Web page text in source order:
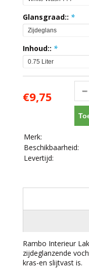
Glansgraad:: *
Inhoud:: *
€9,75
Merk:
Beschikbaarheid:
Levertijd:
Rambo Interieur
zijdeglanzende
kras-en slijtvast is.